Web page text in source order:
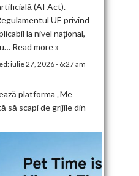
(AI Act).
UE privind
la nivel național,
Read more »
iulie 27, 2026 - 6:27 am
platforma „Me
să scapi de grijile din